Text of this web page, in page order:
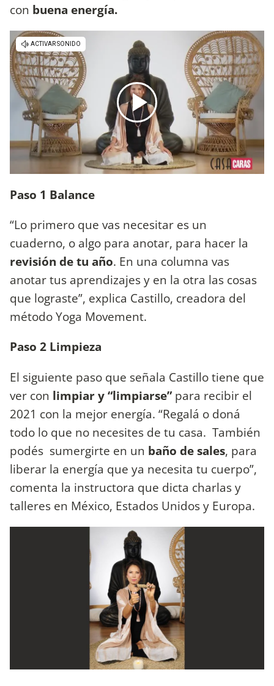
con buena energía.
Paso 1 Balance
“Lo primero que vas necesitar es un
cuaderno, o algo para anotar, para hacer la
revisión de tu año. En una columna vas
anotar tus aprendizajes y en la otra las cosas
que lograste”, explica Castillo, creadora del
método Yoga Movement.
Paso 2 Limpieza
El siguiente paso que señala Castillo tiene que
ver con limpiar y “limpiarse”para recibir el
2021 con la mejor energía. “Regalá o doná
todo lo que no necesites de tu casa. También
podés sumergirte en un baño de sales, para
liberar la energía que ya necesita tu cuerpo”,
comenta la instructora que dicta charlas y
talleres en México, Estados Unidos y Europa.